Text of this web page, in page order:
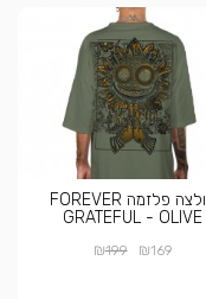
חולצה פלזמה FOREVER
GRATEFUL - OLIVE
₪169
₪199